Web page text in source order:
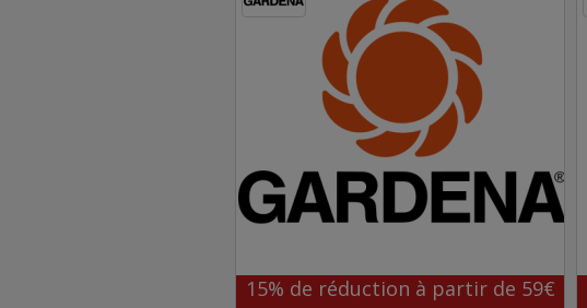
15% de réduction à partir de 59€